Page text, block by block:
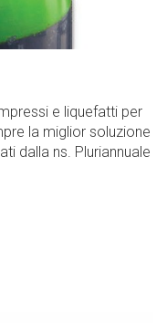
e liquefatti per
la miglior soluzione
dalla ns. Pluriannuale